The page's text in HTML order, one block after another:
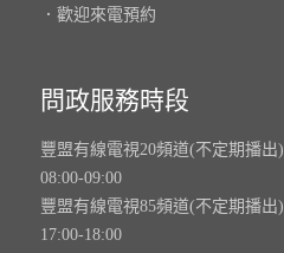
．歡迎來電預約
問政服務時段
豐盟有線電視20頻道(不定期播出)
08:00-09:00
豐盟有線電視85頻道(不定期播出)
17:00-18:00